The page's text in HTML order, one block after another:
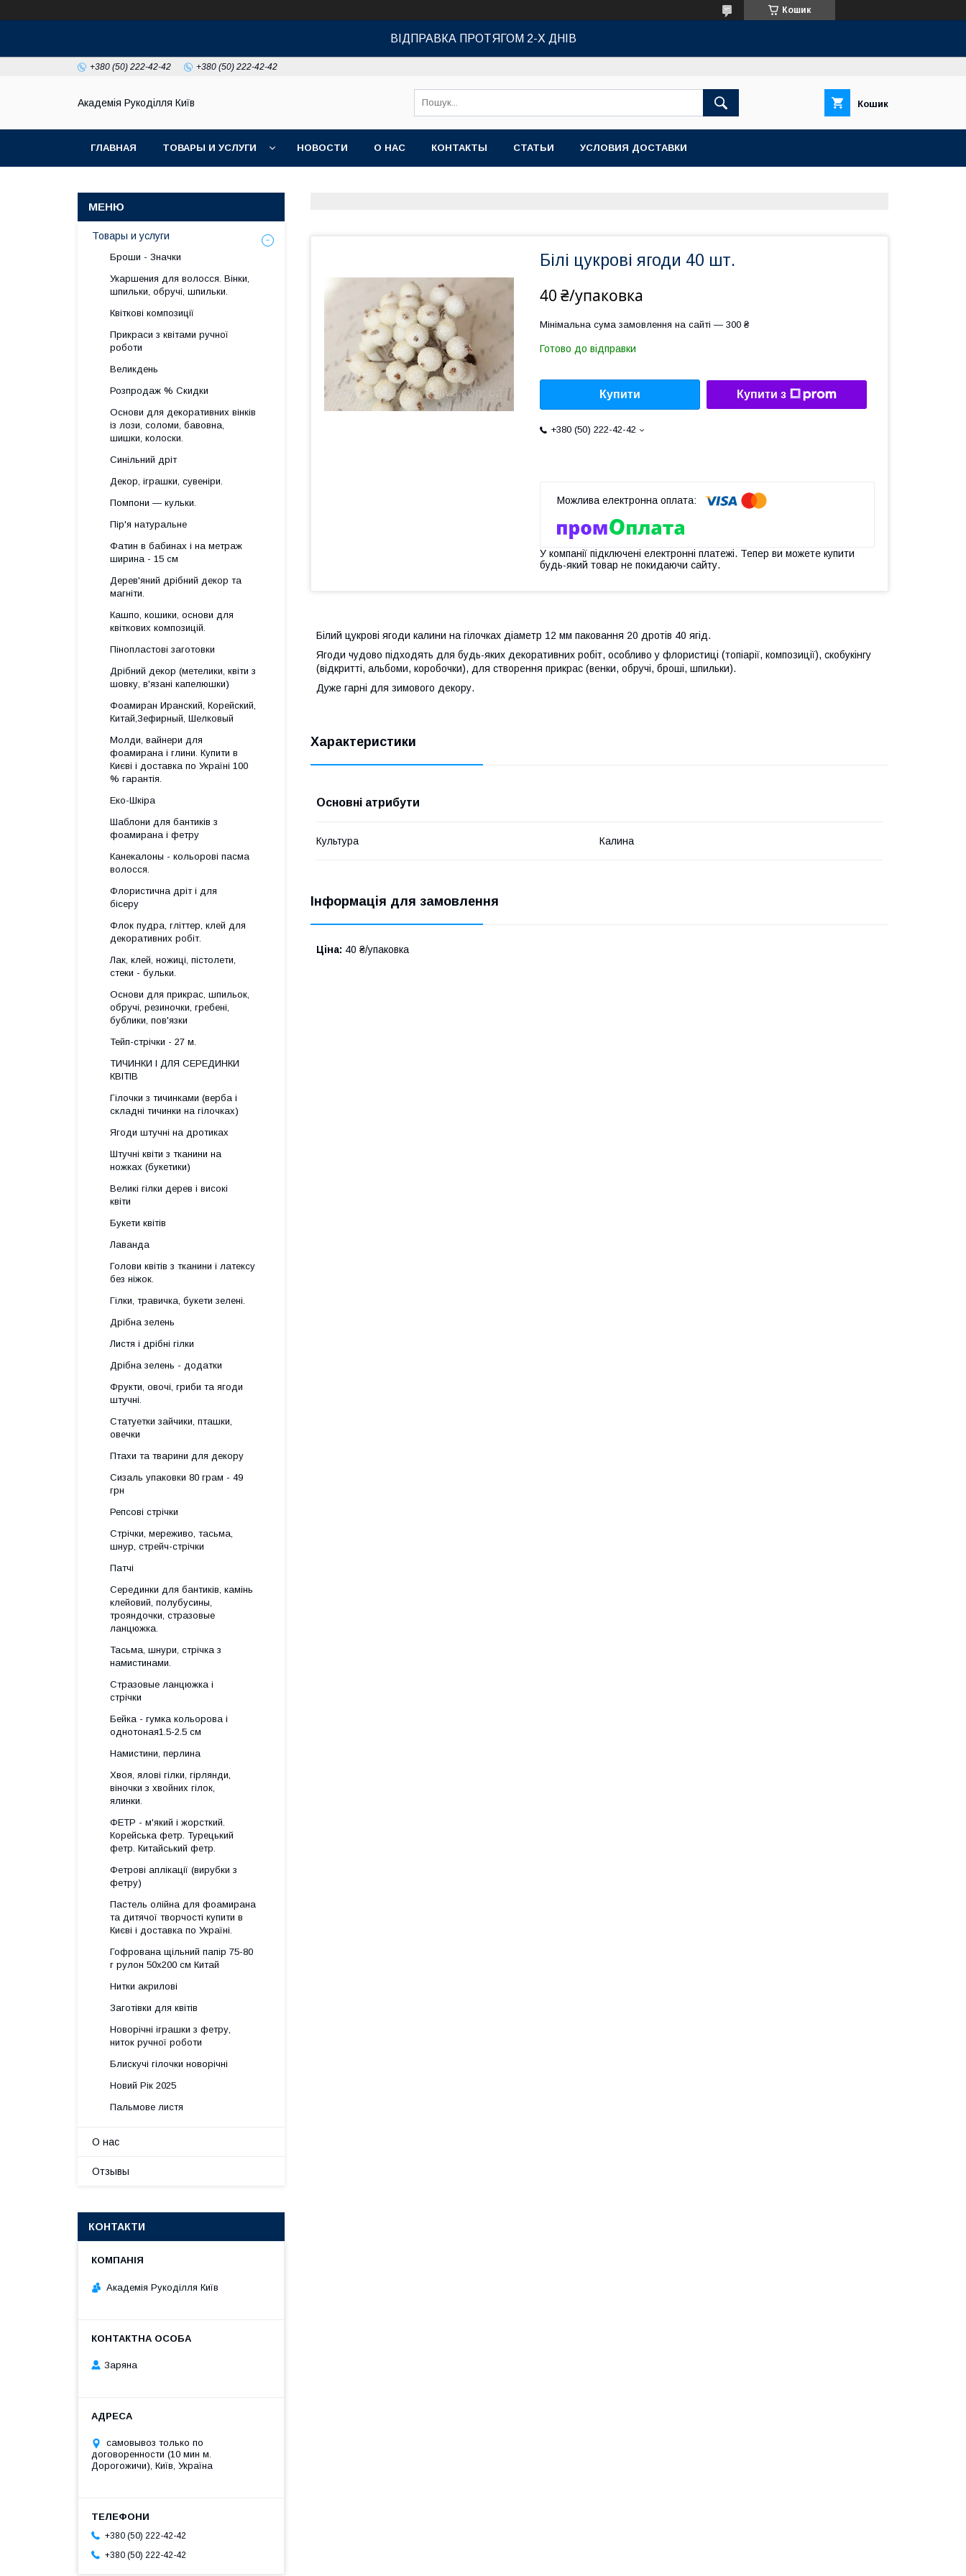
Кошик
ВІДПРАВКА ПРОТЯГОМ 2-Х ДНІВ
+380 (50) 222-42-42 +380 (50) 222-42-42
Академія Рукоділля Київ Кошик
ГЛАВНАЯ ТОВАРЫ И УСЛУГИ НОВОСТИ О НАС КОНТАКТЫ СТАТЬИ УСЛОВИЯ ДОСТАВКИ
Білі цукрові ягоди 40 шт.
40 ₴/упаковка
Мінімальна сума замовлення на сайті — 300 ₴
Готово до відправки
Купити Купити з
+380 (50) 222-42-42
У компанії підключені електронні платежі. Тепер ви можете купити
будь-який товар не покидаючи сайту.
Білий цукрові ягоди калини на гілочках діаметр 12 мм паковання 20 дротів 40 ягід.
Ягоди чудово підходять для будь-яких декоративних робіт, особливо у флористиці (топіарії, композиції), скобукінгу
(відкритті, альбоми, коробочки), для створення прикрас (венки, обручі, броші, шпильки).
Дуже гарні для зимового декору.
Характеристики
Основні атрибути
Культура Калина
Інформація для замовлення
Ціна: 40 ₴/упаковка
Товары и услуги
Броши - Значки
Укаршения для волосся. Вінки,
шпильки, обручі, шпильки.
Квіткові композиції
Прикраси з квітами ручної
роботи
Великдень
Розпродаж % Скидки
Основи для декоративних вінків
із лози, соломи, бавовна,
шишки, колоски.
Синільний дріт
Декор, іграшки, сувеніри.
Помпони — кульки.
Пір'я натуральне
Фатин в бабинах і на метраж
ширина - 15 см
Дерев'яний дрібний декор та
магніти.
Кашпо, кошики, основи для
квіткових композицій.
Пінопластові заготовки
Дрібний декор (метелики, квіти з
шовку, в'язані капелюшки)
Фоамиран Иранский, Корейский,
Китай,Зефирный, Шелковый
Молди, вайнери для
фоамирана і глини. Купити в
Києві і доставка по Україні 100
% гарантія.
Еко-Шкіра
Шаблони для бантиків з
фоамирана і фетру
Канекалоны - кольорові пасма
волосся.
Флористична дріт і для
бісеру
Флок пудра, гліттер, клей для
декоративних робіт.
Лак, клей, ножиці, пістолети,
стеки - бульки.
Основи для прикрас, шпильок,
обручі, резиночки, гребені,
бублики, пов'язки
Тейп-стрічки - 27 м.
ТИЧИНКИ І ДЛЯ СЕРЕДИНКИ
КВІТІВ
Гілочки з тичинками (верба і
складні тичинки на гілочках)
Ягоди штучні на дротиках
Штучні квіти з тканини на
ножках (букетики)
Великі гілки дерев і високі
квіти
Букети квітів
Лаванда
Голови квітів з тканини і латексу
без ніжок.
Гілки, травичка, букети зелені.
Дрібна зелень
Листя і дрібні гілки
Дрібна зелень - додатки
Фрукти, овочі, гриби та ягоди
штучні.
Статуетки зайчики, пташки,
овечки
Птахи та тварини для декору
Сизаль упаковки 80 грам - 49
грн
Репсові стрічки
Стрічки, мереживо, тасьма,
шнур, стрейч-стрічки
Патчі
Серединки для бантиків, камінь
клейовий, полубусины,
трояндочки, стразовые
ланцюжка.
Тасьма, шнури, стрічка з
намистинами.
Стразовые ланцюжка і
стрічки
Бейка - гумка кольорова і
однотоная1.5-2.5 см
Намистини, перлина
Хвоя, ялові гілки, гірлянди,
віночки з хвойних гілок,
ялинки.
ФЕТР - м'який і жорсткий.
Корейська фетр. Турецький
фетр. Китайський фетр.
Фетрові аплікації (вирубки з
фетру)
Пастель олійна для фоамирана
та дитячої творчості купити в
Києві і доставка по Україні.
Гофрована щільний папір 75-80
г рулон 50х200 см Китай
Нитки акрилові
Заготівки для квітів
Новорічні іграшки з фетру,
ниток ручної роботи
Блискучі гілочки новорічні
Новий Рік 2025
Пальмове листя
О нас
Отзывы
КОНТАКТИ
Академія Рукоділля Київ
Заряна
самовывоз только по
договоренности (10 мин м.
Дорогожичи), Київ, Україна
+380 (50) 222-42-42
+380 (50) 222-42-42